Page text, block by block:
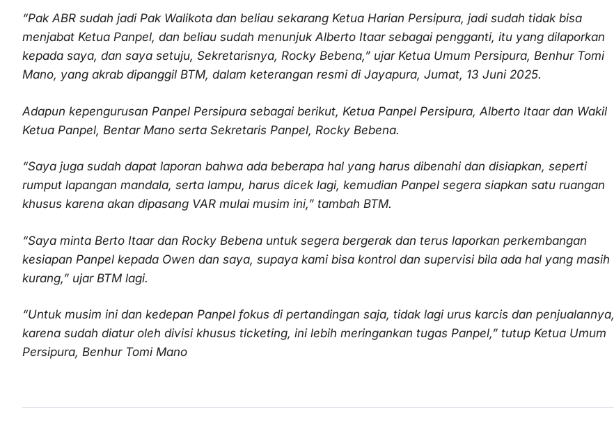
“Pak ABR sudah jadi Pak Walikota dan beliau sekarang Ketua Harian Persipura, jadi sudah tidak bisa
menjabat Ketua Panpel, dan beliau sudah menunjuk Alberto Itaar sebagai pengganti, itu yang dilaporkan
kepada saya, dan saya setuju, Sekretarisnya, Rocky Bebena,” ujar Ketua Umum Persipura, Benhur Tomi
Mano, yang akrab dipanggil BTM, dalam keterangan resmi di Jayapura, Jumat, 13 Juni 2025.
Adapun kepengurusan Panpel Persipura sebagai berikut, Ketua Panpel Persipura, Alberto Itaar dan Wakil
Ketua Panpel, Bentar Mano serta Sekretaris Panpel, Rocky Bebena.
“Saya juga sudah dapat laporan bahwa ada beberapa hal yang harus dibenahi dan disiapkan, seperti
rumput lapangan mandala, serta lampu, harus dicek lagi, kemudian Panpel segera siapkan satu ruangan
khusus karena akan dipasang VAR mulai musim ini,” tambah BTM.
“Saya minta Berto Itaar dan Rocky Bebena untuk segera bergerak dan terus laporkan perkembangan
kesiapan Panpel kepada Owen dan saya, supaya kami bisa kontrol dan supervisi bila ada hal yang masih
kurang,” ujar BTM lagi.
“Untuk musim ini dan kedepan Panpel fokus di pertandingan saja, tidak lagi urus karcis dan penjualannya,
karena sudah diatur oleh divisi khusus ticketing, ini lebih meringankan tugas Panpel,” tutup Ketua Umum
Persipura, Benhur Tomi Mano